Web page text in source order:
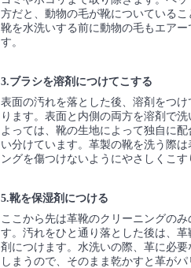
方だと、動物の毛が靴についているこ
靴を水洗いする前に動物の毛もエアー
す。
3.ブラシを溶剤につけてこする
表面の汚れを落とした後、溶剤をつけ
ります。表面と内側の両方を溶剤で
よっては、靴の生地によって独自に
い分けています。革製の靴を洗う際は
ングを傷つけないようにやさしくこす
5.靴を保湿剤につける
ここから先は革靴のクリーニングのみ
す。汚れをひと通り落とした後は、革
剤につけます。水洗いの際、革に必要
しまうので、そのまま乾かすと革が